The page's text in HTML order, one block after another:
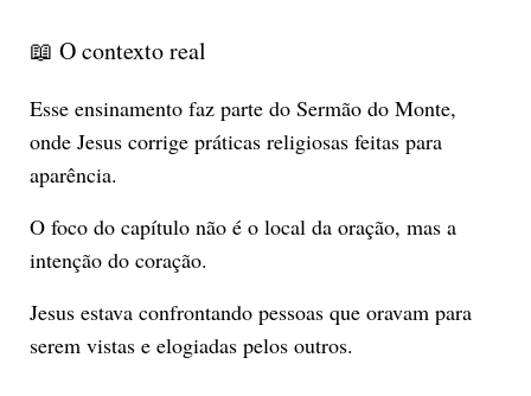
📖 O contexto real
Esse ensinamento faz parte do Sermão do Monte,
onde Jesus corrige práticas religiosas feitas para
aparência.
O foco do capítulo não é o local da oração, mas a
intenção do coração.
Jesus estava confrontando pessoas que oravam para
serem vistas e elogiadas pelos outros.